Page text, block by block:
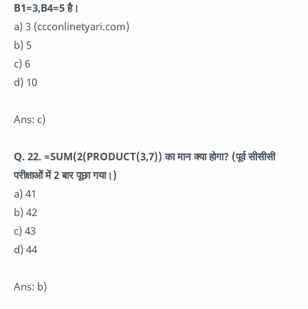
B1=3,B4=5 है।
a) 3 (ccconlinetyari.com)
b) 5
c) 6
d) 10
Ans: c)
Q. 22. =SUM(2(PRODUCT(3,7)) का मान क्या होगा? (पूर्व सीसीसी
परीक्षाओं में 2 बार पूछा गया।)
a) 41
b) 42
c) 43
d) 44
Ans: b)